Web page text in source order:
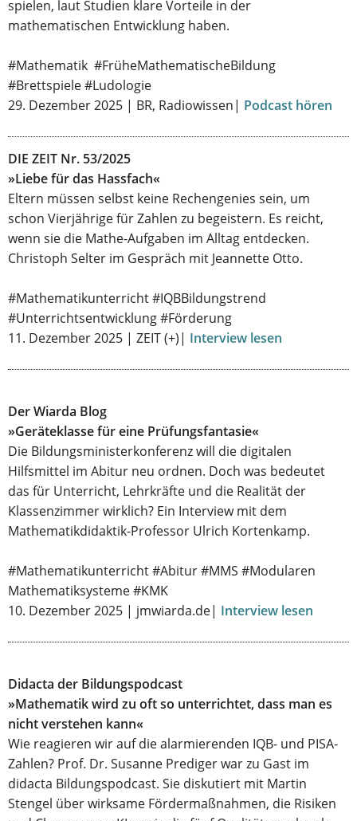
spielen, laut Studien klare Vorteile in der
mathematischen Entwicklung haben.
#Mathematik #FrüheMathematischeBildung
#Brettspiele #Ludologie
29. Dezember 2025 | BR, Radiowissen| Podcast hören
DIE ZEIT Nr. 53/2025
»Liebe für das Hassfach«
Eltern müssen selbst keine Rechengenies sein, um
schon Vierjährige für Zahlen zu begeistern. Es reicht,
wenn sie die Mathe-Aufgaben im Alltag entdecken.
Christoph Selter im Gespräch mit Jeannette Otto.
#Mathematikunterricht #IQBBildungstrend
#Unterrichtsentwicklung #Förderung
11. Dezember 2025 | ZEIT (+)| Interview lesen
Der Wiarda Blog
»Geräteklasse für eine Prüfungsfantasie«
Die Bildungsministerkonferenz will die digitalen
Hilfsmittel im Abitur neu ordnen. Doch was bedeutet
das für Unterricht, Lehrkräfte und die Realität der
Klassenzimmer wirklich? Ein Interview mit dem
Mathematikdidaktik-Professor Ulrich Kortenkamp.
#Mathematikunterricht #Abitur #MMS #Modularen
Mathematiksysteme #KMK
10. Dezember 2025 | jmwiarda.de| Interview lesen
Didacta der Bildungspodcast
»Mathematik wird zu oft so unterrichtet, dass man es
nicht verstehen kann«
Wie reagieren wir auf die alarmierenden IQB- und PISA-
Zahlen? Prof. Dr. Susanne Prediger war zu Gast im
didacta Bildungspodcast. Sie diskutiert mit Martin
Stengel über wirksame Fördermaßnahmen, die Risiken